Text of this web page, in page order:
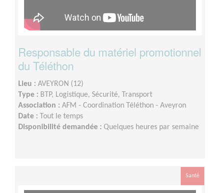
Responsable du matériel promotionnel
du Téléthon
Lieu : AVEYRON (12)
Type : BTP, Logistique, Sécurité, Transport
Association : AFM - Coordination Téléthon - Aveyron
Date :
Tout le temps
Disponibilité demandée : Quelques heures par semaine
Santé